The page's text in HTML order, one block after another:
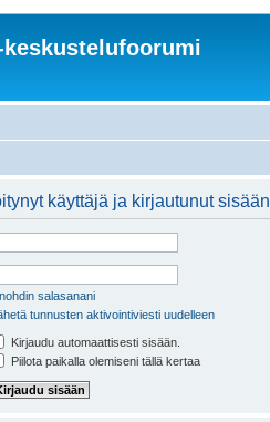
käyttäjä ja kirjautunut
salasanani
tunnusten aktivointiviesti uudelleen
Kirjaudu automaattisesti sisään.
Piilota paikalla olemiseni tällä kertaa